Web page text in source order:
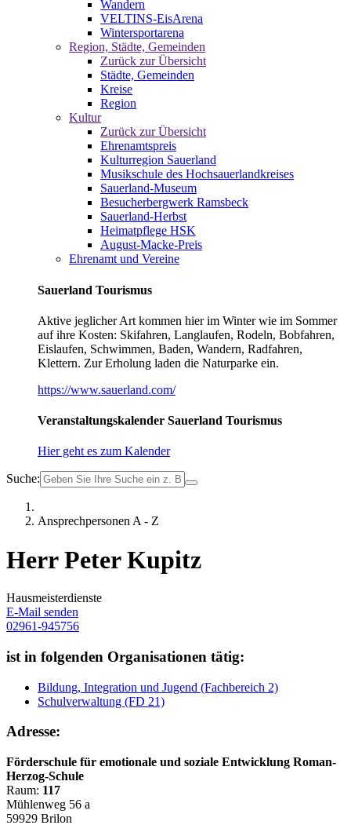
Wandern
VELTINS-EisArena
Wintersportarena
Region, Städte, Gemeinden
Zurück zur Übersicht
Städte, Gemeinden
Kreise
Region
Kultur
Zurück zur Übersicht
Ehrenamtspreis
Kulturregion Sauerland
Musikschule des Hochsauerlandkreises
Sauerland-Museum
Besucherbergwerk Ramsbeck
Sauerland-Herbst
Heimatpflege HSK
August-Macke-Preis
Ehrenamt und Vereine
Sauerland Tourismus
Aktive jeglicher Art kommen hier im Winter wie im Sommer
auf ihre Kosten: Skifahren, Langlaufen, Rodeln, Bobfahren,
Eislaufen, Schwimmen, Baden, Wandern, Radfahren,
Klettern. Zur Erholung laden die Naturparke ein.
https://www.sauerland.com/
Veranstaltungskalender Sauerland Tourismus
Hier geht es zum Kalender
Suche:
Ansprechpersonen A - Z
Herr Peter Kupitz
Hausmeisterdienste
E-Mail senden
02961-945756
ist in folgenden Organisationen tätig:
Bildung, Integration und Jugend (Fachbereich 2)
Schulverwaltung (FD 21)
Adresse:
Förderschule für emotionale und soziale Entwicklung Roman-
Herzog-Schule
Raum: 117
Mühlenweg 56 a
59929 Brilon